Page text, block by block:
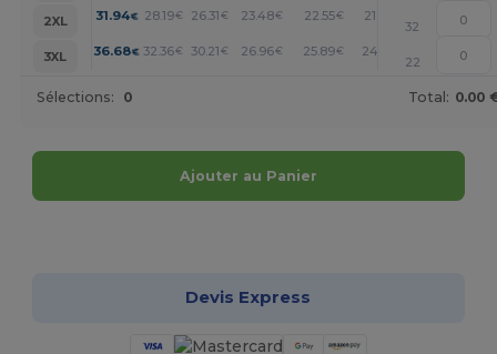
2XL
31.94€ 28.19€ 26.31€ 23.48€ 22.55€ 21.61
32
3XL
36.68€ 32.36€ 30.21€ 26.96€ 25.89€ 24.81
22
Sélections: 0 Total: 0.00
Ajouter au Panier
Devis Express